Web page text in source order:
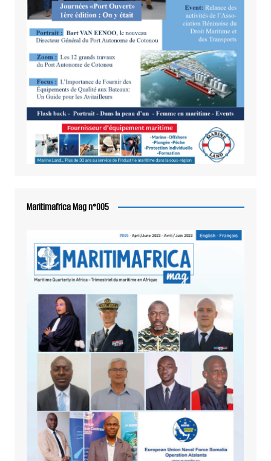
Maritimafrica Mag n°005